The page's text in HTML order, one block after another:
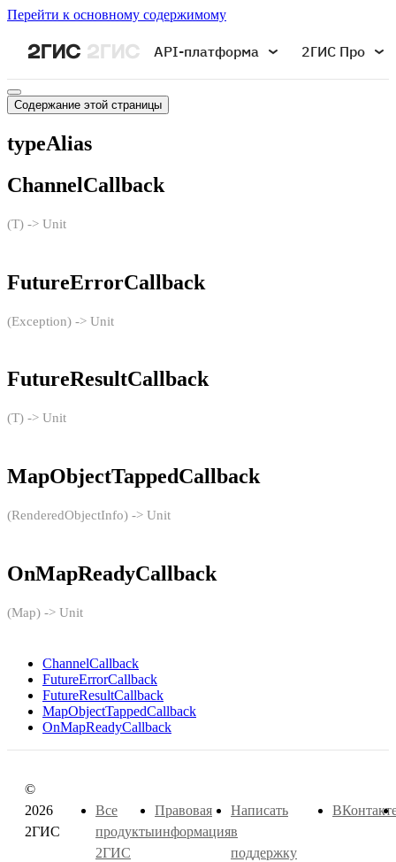
Перейти к основному содержимому
API-платформа 2ГИС Про
Содержание этой страницы
typeAlias
ChannelCallback
(T) -> Unit
FutureErrorCallback
(Exception) -> Unit
FutureResultCallback
(T) -> Unit
MapObjectTappedCallback
(RenderedObjectInfo) -> Unit
OnMapReadyCallback
(Map) -> Unit
ChannelCallback
FutureErrorCallback
FutureResultCallback
MapObjectTappedCallback
OnMapReadyCallback
©
2026
2ГИС
Все
продукты
2ГИС
Правовая
информация
Написать
в
поддержку